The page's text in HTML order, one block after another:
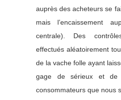
auprès des acheteurs se
mais l’encaissement
centrale). Des
effectués aléatoirement
de la vache folle ayant
gage de sérieux et de
consommateurs que nous